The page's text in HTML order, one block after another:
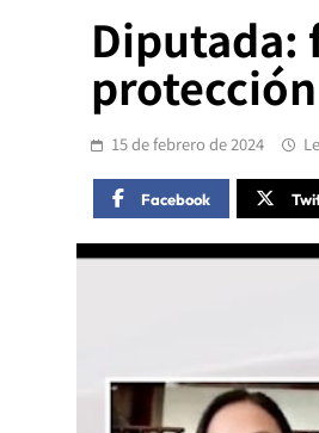
Diputada:
15 de febrero de 2024
Facebook